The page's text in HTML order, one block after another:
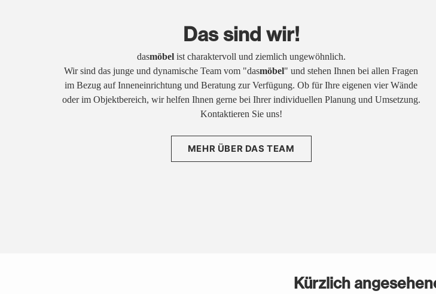
Das sind wir!
dasmöbelist charaktervoll und ziemlich ungewöhnlich.
Wir sind das junge und dynamische Team vom "dasmöbel" und stehen Ihnen bei allen Fragen
im Bezug auf Inneneinrichtung und Beratung zur Verfügung. Ob für Ihre eigenen vier Wände
oder im Objektbereich, wir helfen Ihnen gerne bei Ihrer individuellen Planung und Umsetzung.
Kontaktieren Sie uns!
MEHR ÜBER DAS TEAM
Kürzlich